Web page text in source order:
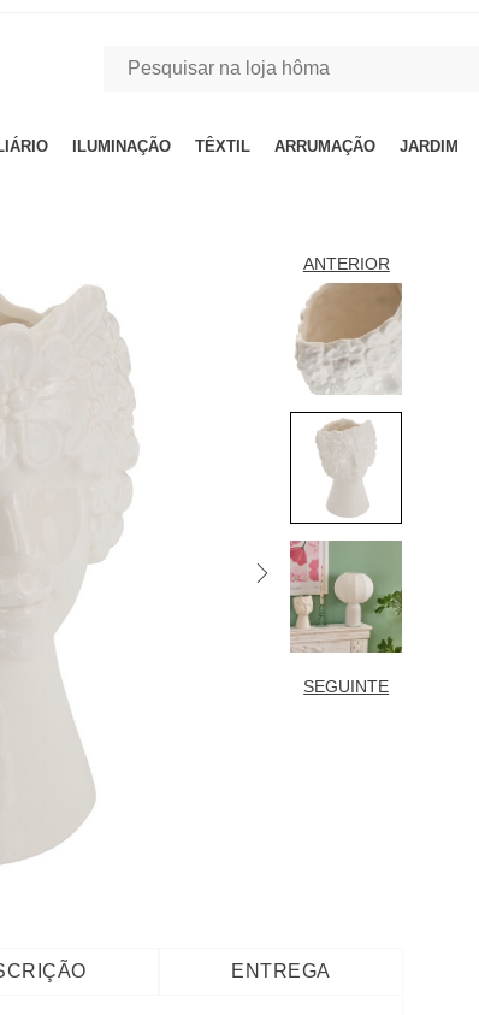
ILUMINAÇÃO TÊXTIL ARRUMAÇÃO JARDIM
ANTERIOR
SEGUINTE
ENTREGA